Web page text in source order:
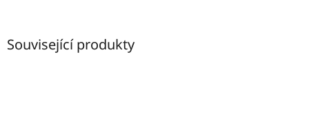
Související produkty